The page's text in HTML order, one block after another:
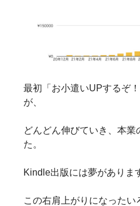
最初「お小遣いUPするぞ
が、
どんどん伸びていき、本業
た。
Kindle出版には夢がありま
この右肩上がりになった